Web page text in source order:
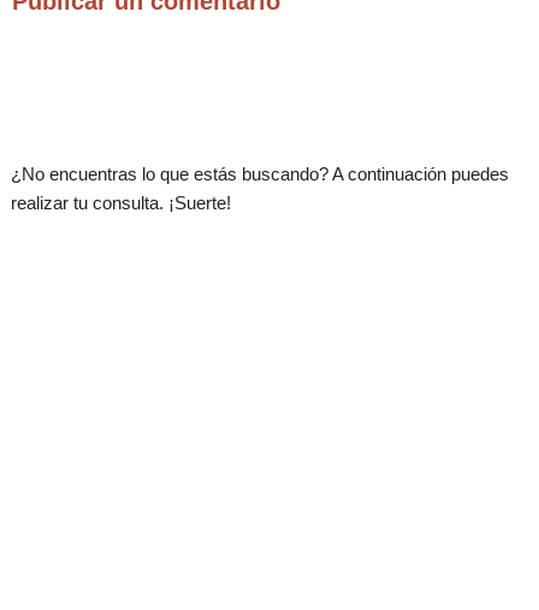
¿No encuentras lo que estás buscando? A continuación puedes
realizar tu consulta. ¡Suerte!